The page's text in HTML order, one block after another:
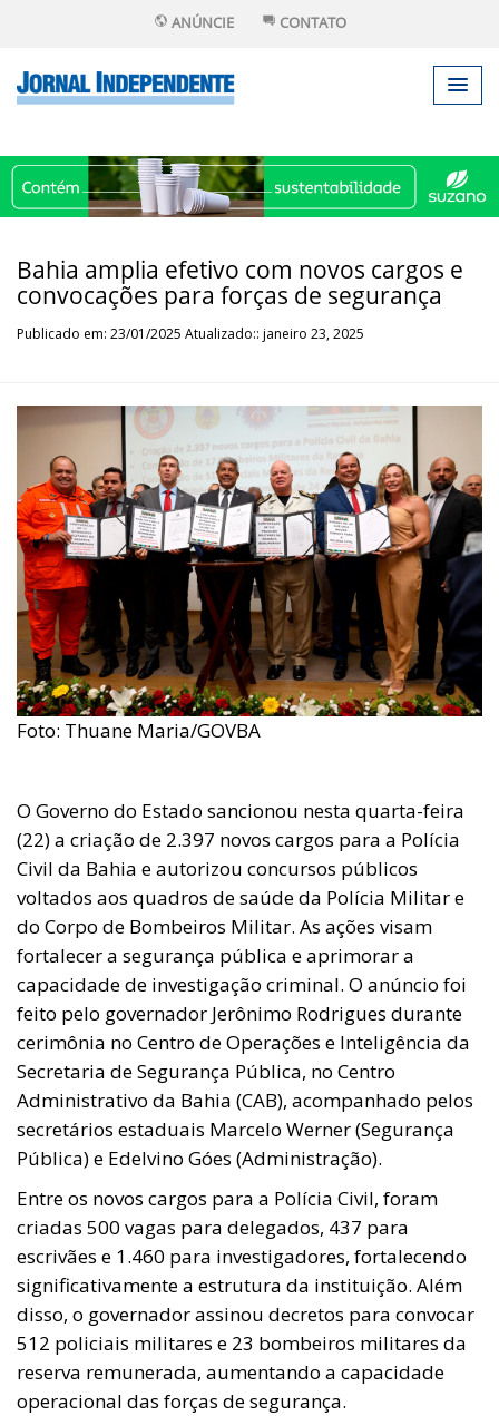
ANÚNCIE CONTATO
Bahia amplia efetivo com novos cargos e
convocações para forças de segurança
Publicado em: 23/01/2025 Atualizado:: janeiro 23, 2025
Foto: Thuane Maria/GOVBA
O Governo do Estado sancionou nesta quarta-feira
(22) a criação de 2.397 novos cargos para a Polícia
Civil da Bahia e autorizou concursos públicos
voltados aos quadros de saúde da Polícia Militar e
do Corpo de Bombeiros Militar. As ações visam
fortalecer a segurança pública e aprimorar a
capacidade de investigação criminal. O anúncio foi
feito pelo governador Jerônimo Rodrigues durante
cerimônia no Centro de Operações e Inteligência da
Secretaria de Segurança Pública, no Centro
Administrativo da Bahia (CAB), acompanhado pelos
secretários estaduais Marcelo Werner (Segurança
Pública) e Edelvino Góes (Administração).
Entre os novos cargos para a Polícia Civil, foram
criadas 500 vagas para delegados, 437 para
escrivães e 1.460 para investigadores, fortalecendo
significativamente a estrutura da instituição. Além
disso, o governador assinou decretos para convocar
512 policiais militares e 23 bombeiros militares da
reserva remunerada, aumentando a capacidade
operacional das forças de segurança.